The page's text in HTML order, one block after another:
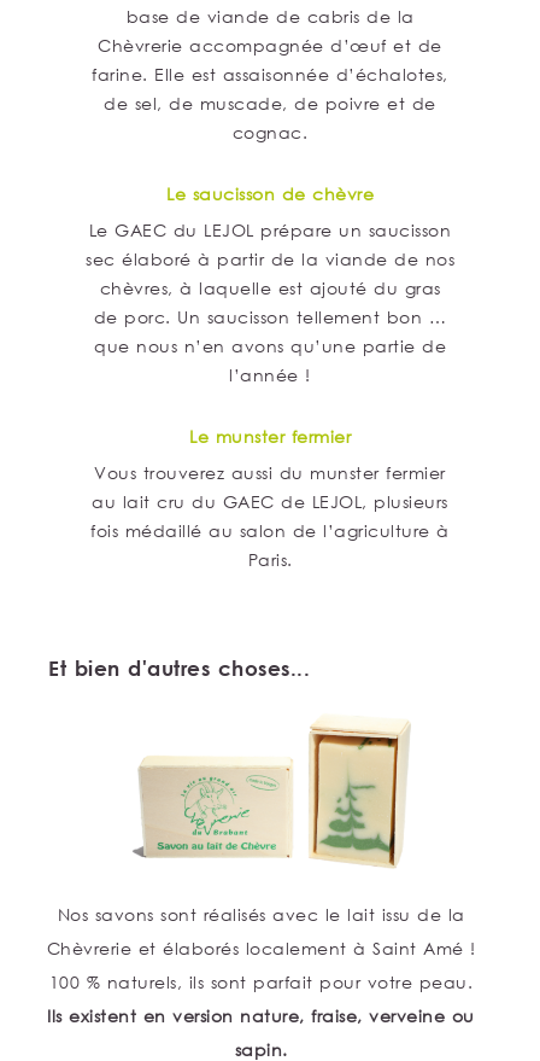
base de viande de cabris de la
Chèvrerie accompagnée d’œuf et de
farine. Elle est assaisonnée d’échalotes,
de sel, de muscade, de poivre et de
cognac.
Le saucisson de chèvre
Le GAEC du LEJOL prépare un saucisson
sec élaboré à partir de la viande de nos
chèvres, à laquelle est ajouté du gras
de porc. Un saucisson tellement bon …
que nous n’en avons qu’une partie de
l’année !
Le munster fermier
Vous trouverez aussi du munster fermier
au lait cru du GAEC de LEJOL, plusieurs
fois médaillé au salon de l’agriculture à
Paris.
Et bien d'autres choses...
Nos savons sont réalisés avec le lait issu de la
Chèvrerie et élaborés localement à Saint Amé !
100 % naturels, ils sont parfait pour votre peau.
Ils existent en version nature, fraise, verveine ou
sapin.